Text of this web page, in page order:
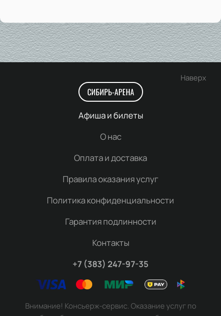
Наверх
СИБИРЬ-АРЕНА
Афиша и билеты
О нас
Оплата и доставка
Правила оказания услуг
Политика конфиденциальности
Гарантия подлинности
Контакты
+7 (383) 247-97-35
Внимание! Консьерж-сервис. Оказание услуг по